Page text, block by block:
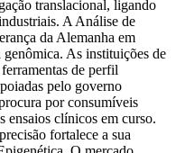
translacional, ligando
A Análise de
da Alemanha em
As instituições de
de perfil
pelo governo
por consumíveis
ensaios clínicos em curso.
fortalece a sua